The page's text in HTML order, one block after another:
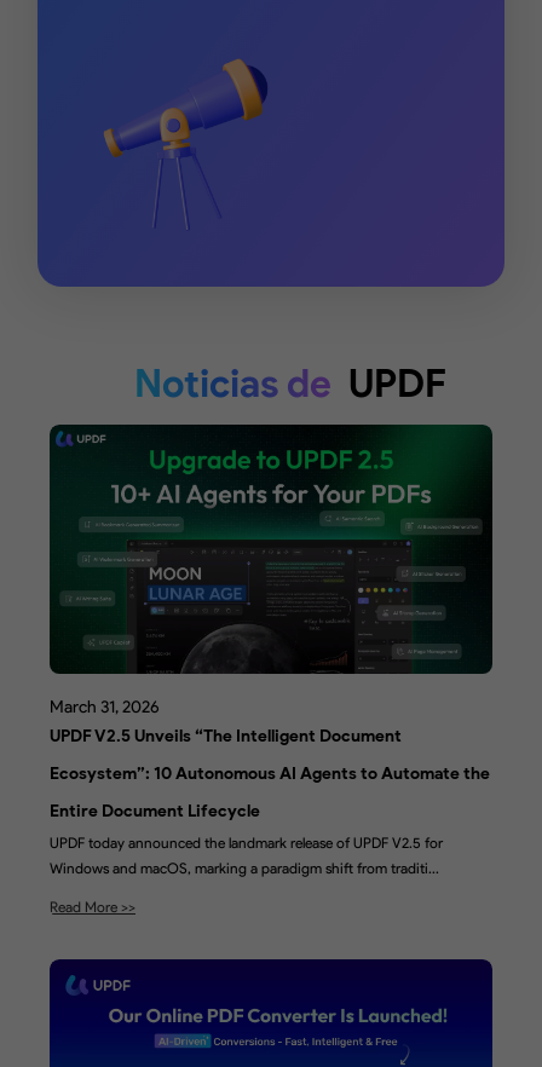
Noticias de UPDF
March 31, 2026
UPDF V2.5 Unveils “The Intelligent Document
Ecosystem”: 10 Autonomous AI Agents to Automate the
Entire Document Lifecycle
UPDF today announced the landmark release of UPDF V2.5 for
Windows and macOS, marking a paradigm shift from traditi...
Read More >>